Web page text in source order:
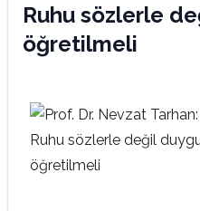
Ruhu sözlerle
öğretilmeli